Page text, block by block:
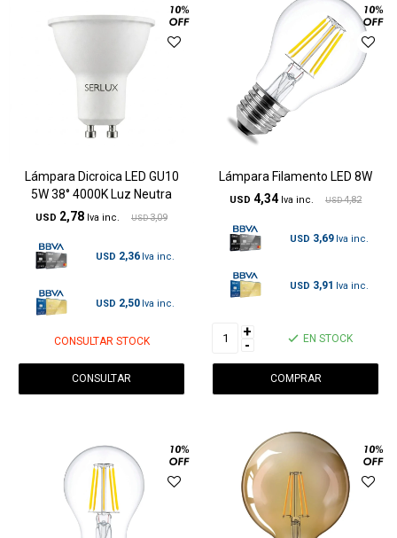
Lámpara Dicroica LED GU10
5W 38° 4000K Luz Neutra
USD 2,78 USD 3,09
USD 2,36
USD 2,50
CONSULTAR STOCK
CONSULTAR
Lámpara Filamento LED 8W
USD 4,34 USD 4,82
USD 3,69
USD 3,91
+
- EN STOCK